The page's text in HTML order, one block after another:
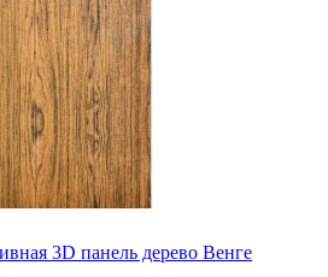
3D панель дерево Венге